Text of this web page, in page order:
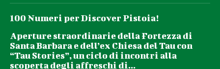
100 Numeri per Discover Pistoia!
Aperture straordinarie della Fortezza di
Santa Barbara e dell’ex Chiesa del Tau con
“Tau Stories”, un ciclo di incontri alla
scoperta degli affreschi di...